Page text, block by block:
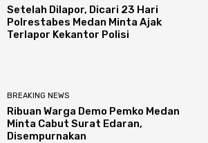
Setelah Dilapor, Dicari 23 Hari
Polrestabes Medan Minta Ajak
Terlapor Kekantor Polisi
BREAKING NEWS
Ribuan Warga Demo Pemko Medan
Minta Cabut Surat Edaran,
Disempurnakan